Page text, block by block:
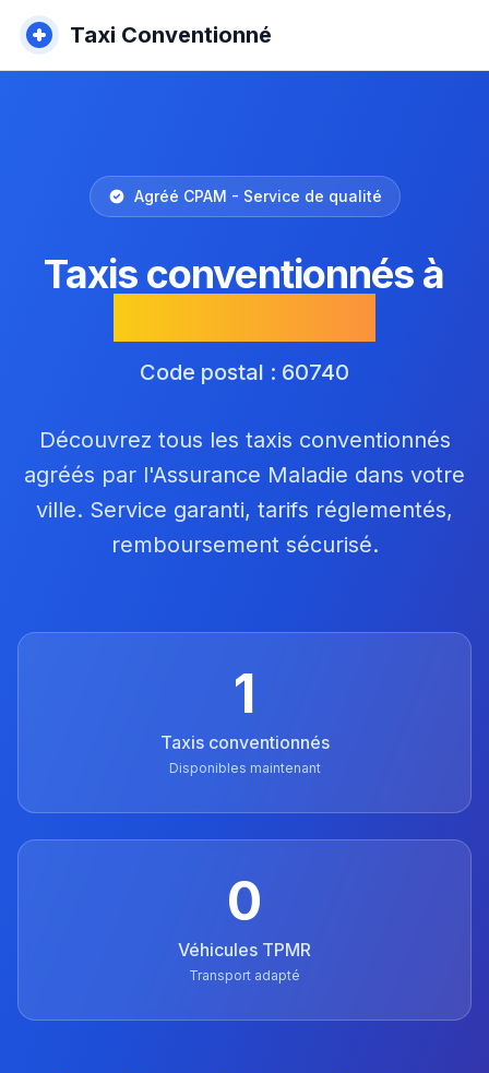
Taxi Conventionné
Agréé CPAM - Service de qualité
Taxis conventionnés à
Code postal : 60740
Découvrez tous les taxis conventionnés
agréés par l'Assurance Maladie dans votre
ville. Service garanti, tarifs réglementés,
remboursement sécurisé.
1
Taxis conventionnés
Disponibles maintenant
0
Véhicules TPMR
Transport adapté